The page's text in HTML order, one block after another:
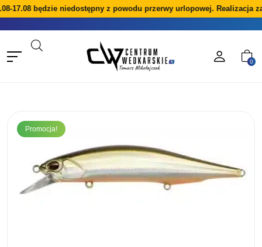
17.08 będzie niedostępny z powodu przerwy urlopowej. Realizacja
0
Promocja!